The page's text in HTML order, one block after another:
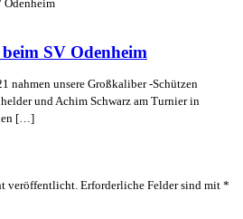
SV Odenheim
nahmen unsere Großkaliber -Schützen
und Achim Schwarz am Turnier in
[…]
veröffentlicht. Erforderliche Felder sind mit *